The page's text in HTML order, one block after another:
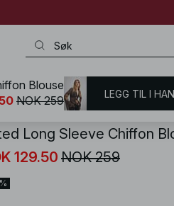
/ Skjorter & Bluser Bluser
Long Sleeve Chiffon
129.50 NOK 259
Blouse
NOK 259 LEGG TIL I